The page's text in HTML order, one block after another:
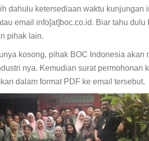
dahulu ketersediaan waktu kunjungan
email info[at]boc.co.id. Biar tahu dulu
pihak lain.
kosong, pihak BOC Indonesia akan
nya. Kemudian surat permohonan
dalam format PDF ke email tersebut.